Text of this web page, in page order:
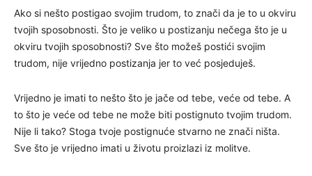
Ako si nešto postigao svojim trudom, to znači da je to u okviru
tvojih sposobnosti. Što je veliko u postizanju nečega što je u
okviru tvojih sposobnosti? Sve što možeš postići svojim
trudom, nije vrijedno postizanja jer to već posjeduješ.
Vrijedno je imati to nešto što je jače od tebe, veće od tebe. A
to što je veće od tebe ne može biti postignuto tvojim trudom.
Nije li tako? Stoga tvoje postignuće stvarno ne znači ništa.
Sve što je vrijedno imati u životu proizlazi iz molitve.